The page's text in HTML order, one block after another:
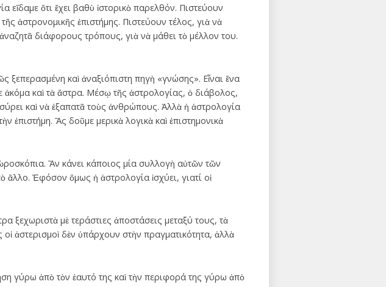
ὅτι ἔχει βαθὺ ἱστορικὸ παρελθόν. Πιστεύουν
ἀστρονομικῆς ἐπιστήμης. Πιστεύουν τέλος, γιὰ νὰ
διάφορους τρόπους, γιὰ νὰ μάθει τὸ μέλλον του.
καὶ ἀναξιόπιστη πηγὴ «γνώσης». Εἶναι ἕνα
καὶ τὰ ἄστρα. Μέσῳ τῆς ἀστρολογίας, ὁ διάβολος,
καὶ νὰ ἐξαπατᾶ τοὺς ἀνθρώπους. Ἀλλὰ ἡ ἀστρολογία
ἐπιστήμη. Ἂς δοῦμε μερικὰ λογικὰ καὶ ἐπιστημονικὰ
Ἂν κάνει κάποιος μία συλλογὴ αὐτῶν τῶν
ἄλλο. Ἐφόσον ὅμως ἡ ἀστρολογία ἰσχύει, γιατί οἱ
ξεχωριστὰ μὲ τεράστιες ἀποστάσεις μεταξύ τους, τὰ
ἀστερισμοὶ δὲν ὑπάρχουν στὴν πραγματικότητα, ἀλλὰ
γύρω ἀπὸ τὸν ἑαυτό της καὶ τὴν περιφορά της γύρω ἀπὸ